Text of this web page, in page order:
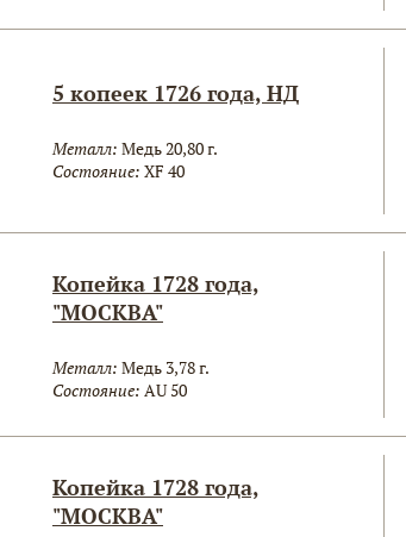
5 копеек 1726 года, НД
Металл: Медь 20,80 г.
Состояние: XF 40
Копейка 1728 года,
"МОСКВА"
Металл: Медь 3,78 г.
Состояние: AU 50
Копейка 1728 года,
"МОСКВА"